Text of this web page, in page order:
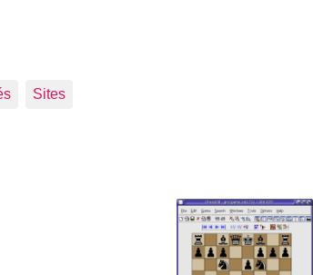
Sites